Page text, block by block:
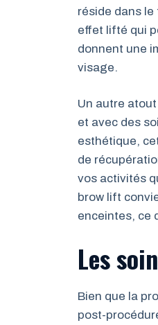
réside dans
effet lifté qui
donnent une
visage.
Un autre
et avec des
esthétique,
de
vos activités
brow lift
enceintes, ce
Les
Bien que la
post-